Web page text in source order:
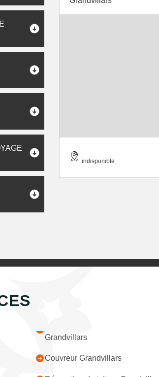
indisponible
Grandvillars
Couvreur Grandvillars